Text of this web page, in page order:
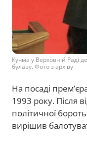
Кучма у Верховній Раді
булаву. Фото з архіву
На посаді
1993 року. Після
політичної
вирішив